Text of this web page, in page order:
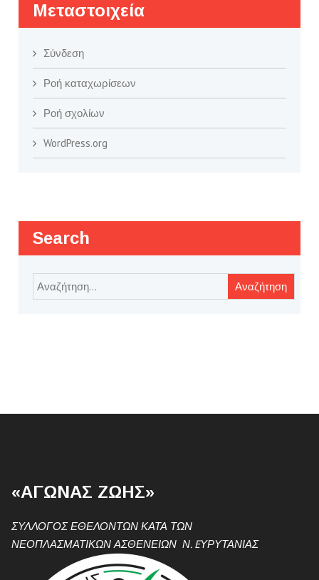
Μεταστοιχεία
Σύνδεση
Ροή καταχωρίσεων
Ροή σχολίων
WordPress.org
Search
Αναζήτηση
για:
«ΑΓΩΝΑΣ ΖΩΗΣ»
ΣΥΛΛΟΓΟΣ ΕΘΕΛΟΝΤΩΝ ΚΑΤΑ ΤΩΝ
ΝΕΟΠΛΑΣΜΑΤΙΚΩΝ ΑΣΘΕΝΕΙΩΝ Ν. EΥΡΥΤΑΝΙΑΣ